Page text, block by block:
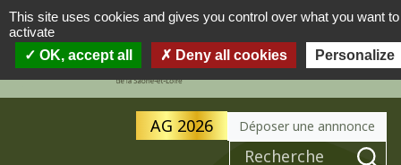
MENU
AG 2026 Déposer une annnonce
This site uses cookies and gives you control over what you want to
activate
OK, accept all
Deny all cookies Personalize